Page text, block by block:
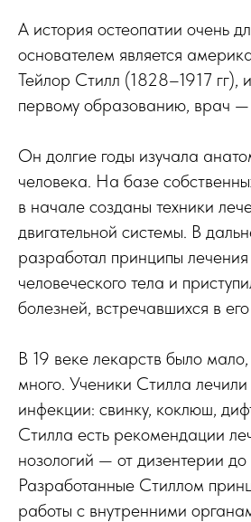
А история остеопатии очень
основателем является
Тейлор Стилл (1828–1917 гг),
первому образованию, врач —
Он долгие годы изучала
человека. На базе
в начале созданы техники
двигательной системы. В
разработал принципы лечения
человеческого тела и
болезней, встречавшихся в
В 19 веке лекарств было
много. Ученики Стилла лечили
инфекции: свинку, коклюш,
Стилла есть рекомендации
нозологий — от дизентерии до
Разработанные Стиллом
работы с внутренними